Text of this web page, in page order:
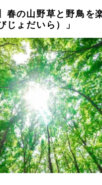
春の山野草と野鳥を
じょだいら）」